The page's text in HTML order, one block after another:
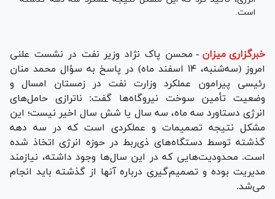
است.
خبرگزاری میزان - محسن پاک نژاد وزیر نفت در نشست علنی
امروز (سه‌شنبه، ۱۴ اسفند ماه) در پاسخ به سؤال محمد منان
رئیسی پیرامون عملکرد وزارت نفت در زمستان امسال و
وضعیت تأمین سوخت نیروگاه‌ها گفت: ناترازی حامل‌های
انرژی دستاورد سه ماه، سه سال یا شش سال اخیر نیست؛ این
مشکل نتیجه تصمیمات و عملکردی است که در سه دهه
گذشته توسط دستگاه‌های ذی‌ربط در حوزه انرژی اتخاذ شده
است. محدودیت‌هایی که در این سال‌ها وجود داشته، نیازمند
مدیریت بوده و تصمیم‌گیری درباره آنها از گذشته باید انجام
می‌شد.